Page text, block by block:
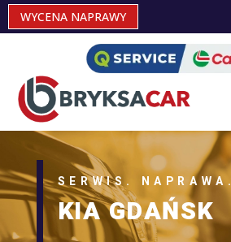
WYCENA NAPRAWY
SERWIS. NAPRAWA.
KIA GDAŃSK